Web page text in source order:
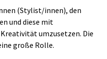
(Stylist/innen), den
und diese mit
umzusetzen. Die
große Rolle.